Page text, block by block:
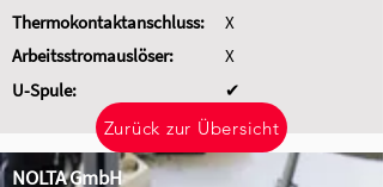
Thermokontaktanschluss:
Arbeitsstromauslöser:
U-Spule:
X
X
✔
Zurück zur Übersicht
NOLTA GmbH